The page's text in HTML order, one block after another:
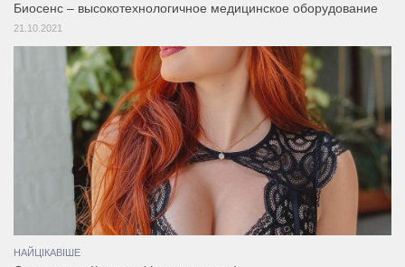
Биосенс – высокотехнологичное медицинское оборудование
21.10.2021
НАЙЦІКАВІШЕ